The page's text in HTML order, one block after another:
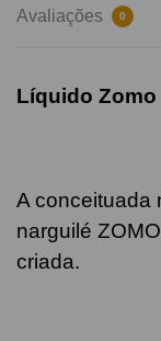
Avaliações 0
Líquido Zomo
A conceituada
narguilé
criada.